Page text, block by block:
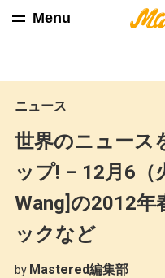
Menu
ニュース
世界のニュース
ップ! – 12月6（
Wang]の2012年
ックなど
by Mastered編集部